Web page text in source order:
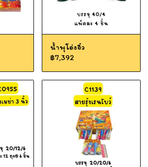
น้ำพุโอ่งจิ๋ว
฿7,392